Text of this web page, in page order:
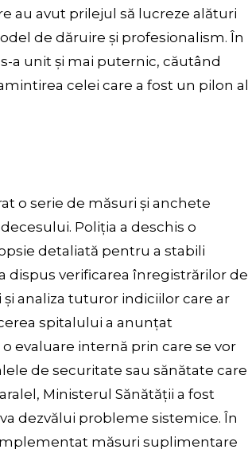
au avut prilejul să lucreze alături
de dăruire și profesionalism. În
a unit și mai puternic, căutând
celei care a fost un pilon al
o serie de măsuri și anchete
Poliția a deschis o
detaliată pentru a stabili
dispus verificarea înregistrărilor de
analiza tuturor indiciilor care ar
spitalului a anunțat
evaluare internă prin care se vor
de securitate sau sănătate care
Ministerul Sănătății a fost
dezvălui probleme sistemice. În
măsuri suplimentare